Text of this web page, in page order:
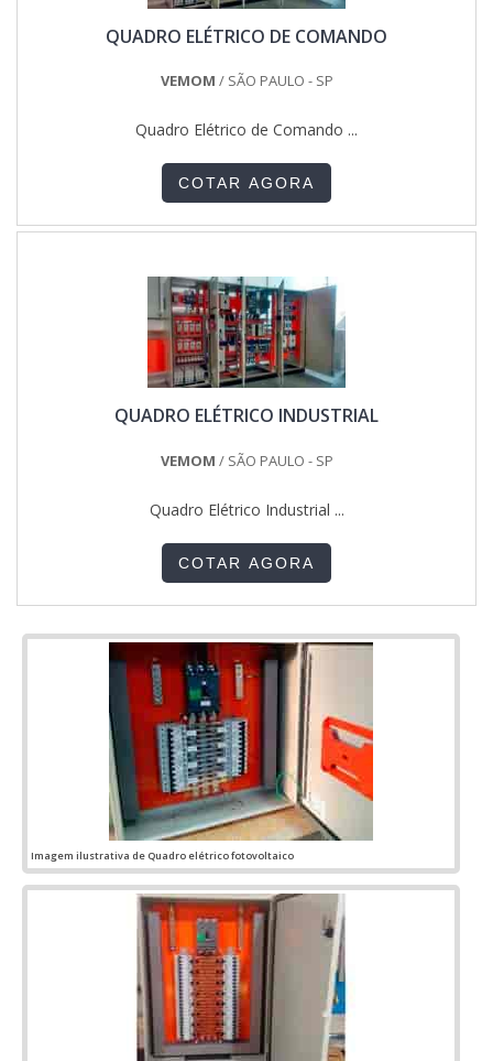
QUADRO ELÉTRICO DE COMANDO
VEMOM / SÃO PAULO - SP
Quadro Elétrico de Comando ...
COTAR AGORA
QUADRO ELÉTRICO INDUSTRIAL
VEMOM / SÃO PAULO - SP
Quadro Elétrico Industrial ...
COTAR AGORA
Imagem ilustrativa de Quadro elétrico fotovoltaico